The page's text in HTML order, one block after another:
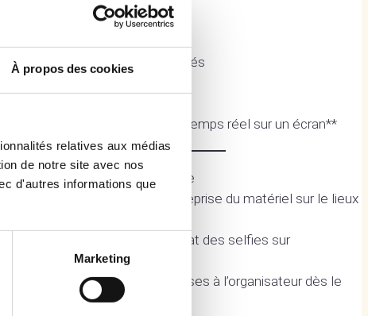
À propos des cookies
relatives aux médias
de notre site avec nos
d'autres informations que
Marketing
Le photobooth
Selfies numériques illimités
Diffusion des selfies en temps réel sur un écran**
Personnalisation du cadre
Livraison, installation et reprise du matériel sur le lieux
Téléchargement immédiat des selfies sur
smartphone
Totalité des photos remises à l’organisateur dès le
lendemain